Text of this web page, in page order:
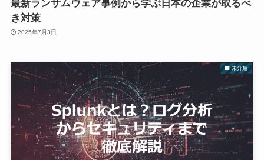
最新ランサムウェア事例から学ぶ日本の企業が取るべ
き対策
2025年7月3日
未分類